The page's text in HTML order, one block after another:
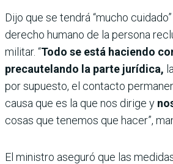
Dijo que se tendrá “mucho
derecho humano de la persona
militar. “Todo se está haciendo
precautelando la parte jurídica,
por supuesto, el contacto
causa que es la que nos dirige y
cosas que tenemos que hacer”,
El ministro aseguró que las